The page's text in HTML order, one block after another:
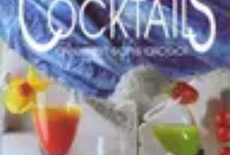
Cocktails Créatifs
Recettes de Cocktails
Techniques de MixologieRecettes et
TechniquesGuideÉquipement
Cocktails Créatifs